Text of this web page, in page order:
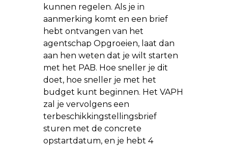
kunnen regelen. Als je in
aanmerking komt en een brief
hebt ontvangen van het
agentschap Opgroeien, laat dan
aan hen weten dat je wilt starten
met het PAB. Hoe sneller je dit
doet, hoe sneller je met het
budget kunt beginnen. Het VAPH
zal je vervolgens een
terbeschikkingstellingsbrief
sturen met de concrete
opstartdatum, en je hebt 4